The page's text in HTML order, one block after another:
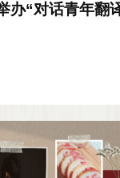
办“对话青年翻